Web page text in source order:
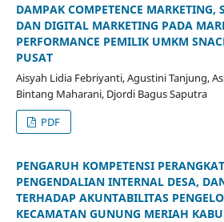
DAMPAK COMPETENCE MARKETING,
DAN DIGITAL MARKETING PADA
PERFORMANCE PEMILIK UMKM
PUSAT
Aisyah Lidia Febriyanti, Agustini Tanjung,
Bintang Maharani, Djordi Bagus Saputra
PDF
PENGARUH KOMPETENSI
PENGENDALIAN INTERNAL DESA,
TERHADAP AKUNTABILITAS
KECAMATAN GUNUNG MERIAH